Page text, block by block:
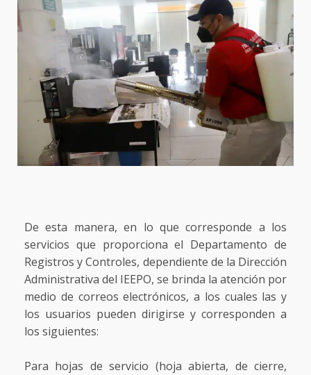
De esta manera, en lo que corresponde a los
servicios que proporciona el Departamento de
Registros y Controles, dependiente de la Dirección
Administrativa del IEEPO, se brinda la atención por
medio de correos electrónicos, a los cuales las y
los usuarios pueden dirigirse y corresponden a
los siguientes:
Para hojas de servicio (hoja abierta, de cierre,